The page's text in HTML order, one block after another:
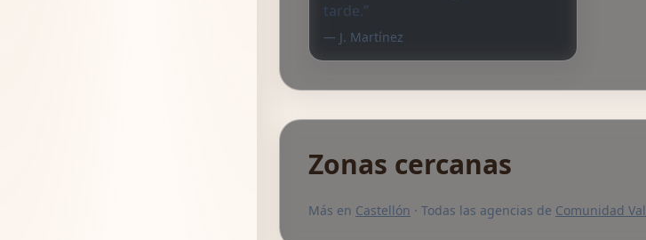
tarde.”
— J. Martínez
Zonas cercanas
Más en Castellón · Todas las agencias de Comunidad